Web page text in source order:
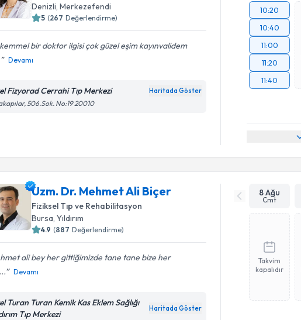
Denizli,Merkezefendi
5 (267 Değerlendirme)
bir doktor ilgisi çok güzel eşim kayınvalidem
Devamı
Fizyorad Cerrahi Tıp Merkezi Haritada Göster
506.Sok. No:19 20010
10:20
10:40
11:00
11:20
11:40
Uzm. Dr. Mehmet Ali Biçer
Fiziksel Tıp ve Rehabilitasyon
Bursa ,Yıldırım
4.9 (887 Değerlendirme)
ali bey her gittiğimizde tane tane bize her
Devamı
Turan Turan Kemik Kas Eklem Sağlığı
Tıp Merkezi
Haritada Göster
8 Ağu
Cmt
Takvim
kapalıdır